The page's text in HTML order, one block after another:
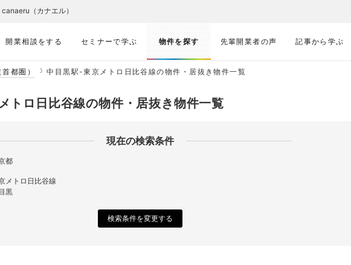
開業相談をする セミナーで学ぶ 物件を探す 先輩開業者の声 記事から学ぶ
（カナエル）
都圏） 中目黒駅-東京メトロ日比谷線の物件・居抜き物件一覧
トロ日比谷線の物件・居抜き物件一覧
現在の検索条件
都
メトロ日比谷線
黒
検索条件を変更する